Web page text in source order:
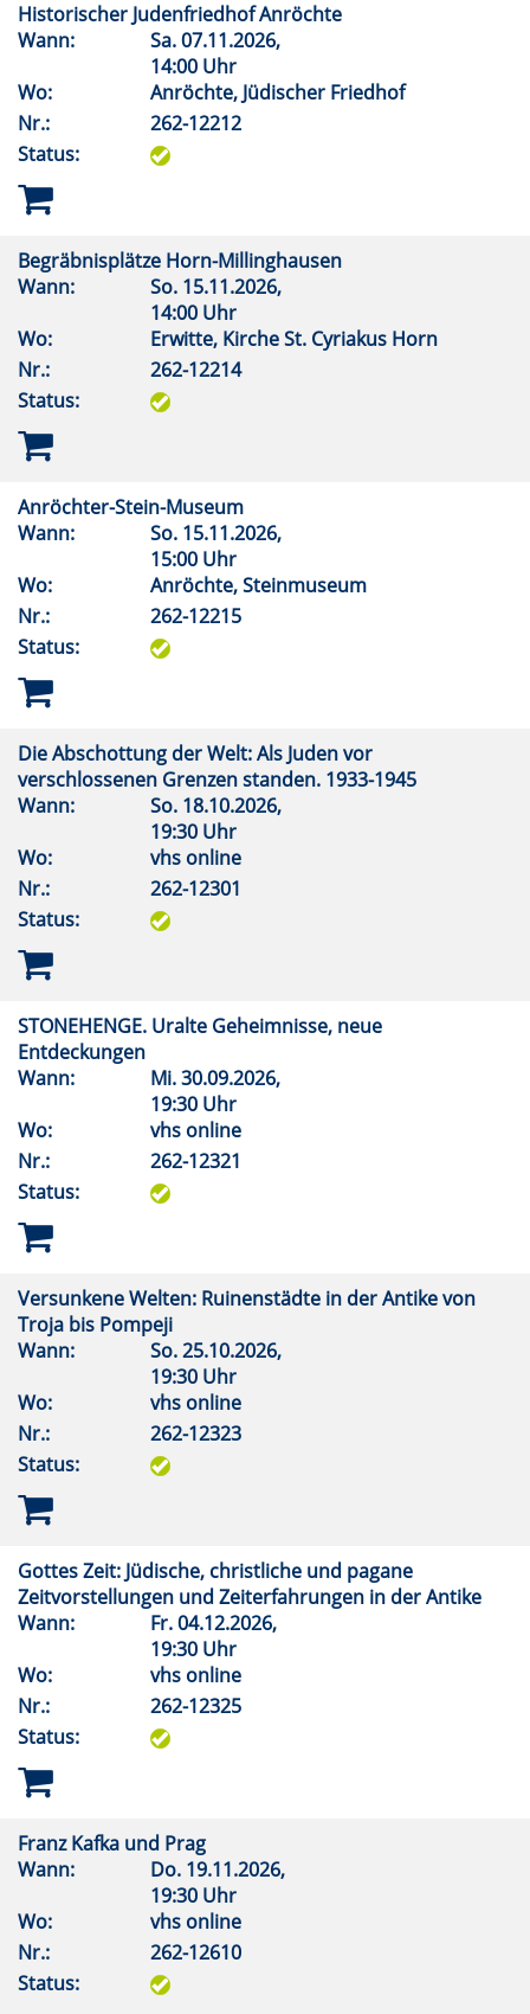
Historischer Judenfriedhof Anröchte
Wann:
Sa.07.11.2026,
14:00 Uhr
Wo:
Anröchte, Jüdischer Friedhof
Nr.:
262-12212
Status:
Begräbnisplätze Horn-Millinghausen
Wann:
So. 15.11.2026,
14:00 Uhr
Wo:
Erwitte, Kirche St. Cyriakus Horn
Nr.:
262-12214
Status:
Anröchter-Stein-Museum
Wann:
So. 15.11.2026,
15:00 Uhr
Wo:
Anröchte, Steinmuseum
Nr.:
262-12215
Status:
Die Abschottung der Welt: Als Juden vor
verschlossenen Grenzen standen. 1933-1945
Wann:
So. 18.10.2026,
19:30 Uhr
Wo:
vhs online
Nr.:
262-12301
Status:
STONEHENGE. Uralte Geheimnisse, neue
Entdeckungen
Wann:
Mi.30.09.2026,
19:30 Uhr
Wo:
vhs online
Nr.:
262-12321
Status:
Versunkene Welten: Ruinenstädte in der Antike von
Troja bis Pompeji
Wann:
So.25.10.2026,
19:30 Uhr
Wo:
vhs online
Nr.:
262-12323
Status:
Gottes Zeit: Jüdische, christliche und pagane
Zeitvorstellungen und Zeiterfahrungen in der Antike
Wann:
Fr.04.12.2026,
19:30 Uhr
Wo:
vhs online
Nr.:
262-12325
Status:
Franz Kafka und Prag
Wann:
Do. 19.11.2026,
19:30 Uhr
Wo:
vhs online
Nr.:
262-12610
Status: